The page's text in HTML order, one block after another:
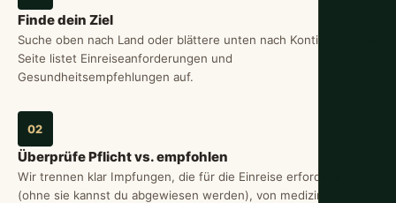
Finde dein Ziel
Suche oben nach Land oder blättere unten nach Kontinent. Jede
Seite listet Einreiseanforderungen und
Gesundheitsempfehlungen auf.
02
Überprüfe Pflicht vs. empfohlen
Wir trennen klar Impfungen, die für die Einreise erforderlich sind
(ohne sie kannst du abgewiesen werden), von medizinisch